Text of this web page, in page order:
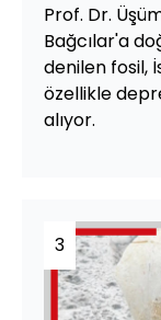
Prof. Dr.
Bağcılar'a
denilen fosil,
özellikle
alıyor.
3